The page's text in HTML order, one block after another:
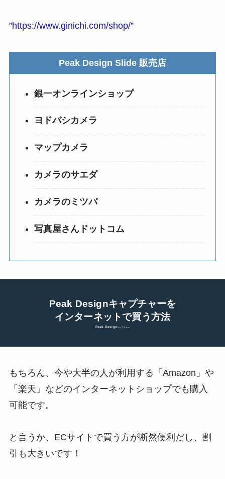
”https://www.ginichi.com/shop/”
Peak Design Slide 販売店
銀一オンラインショップ
ヨドバシカメラ
マップカメラ
カメラのサエダ
カメラのミツバ
写真屋さんドットコム
Peak Designキャプチャーを
インターネットで買う方法
Peak Designキャプチャー
もちろん、今や大半の人が利用する「Amazon」や
「楽天」などのインターネットショップでも購入
可能です。
と言うか、ECサイトで買う方が断然便利だし、割
引も大きいです！